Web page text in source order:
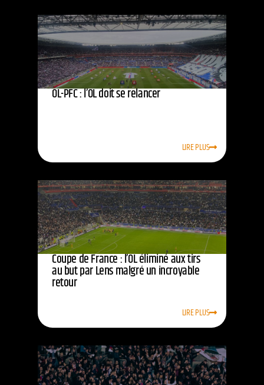
OL-PFC : l’OL doit se relancer
LIRE PLUS
Coupe de France : l’OL éliminé aux tirs
au but par Lens malgré un incroyable
retour
LIRE PLUS